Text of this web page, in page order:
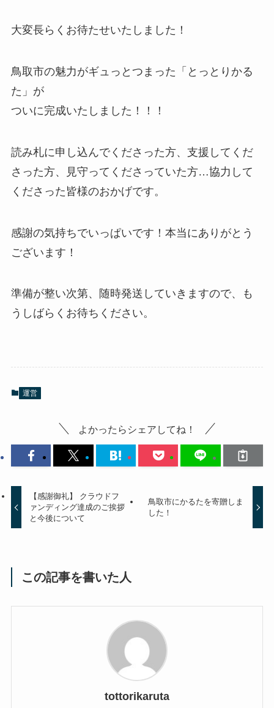
大変長らくお待たせいたしました！
鳥取市の魅力がギュっとつまった「とっとりかる
た」が
ついに完成いたしました！！！
読み札に申し込んでくださった方、支援してくだ
さった方、見守ってくださっていた方…協力して
くださった皆様のおかげです。
感謝の気持ちでいっぱいです！本当にありがとう
ございます！
準備が整い次第、随時発送していきますので、も
うしばらくお待ちください。
運営
よかったらシェアしてね！
【感謝御礼】 クラウドフ
ァンディング達成のご挨拶
と今後について
鳥取市にかるたを寄贈しま
した！
この記事を書いた人
tottorikaruta